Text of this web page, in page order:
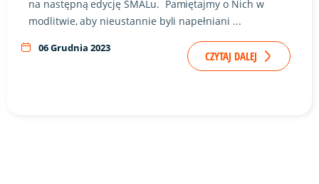
na następną edycję SMALu. Pamiętajmy o Nich w
modlitwie, aby nieustannie byli napełniani ...
06 Grudnia 2023
CZYTAJ DALEJ